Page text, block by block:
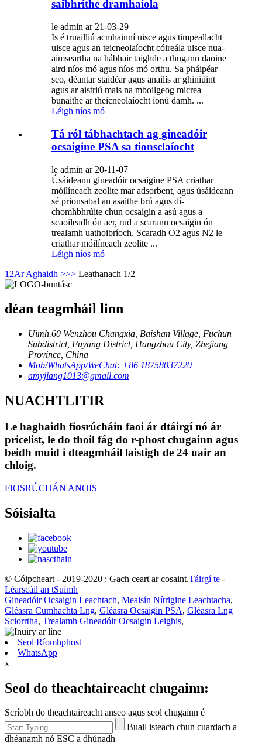
saibhrithe dramhaíola
le admin ar 21-03-29
Is é truailliú acmhainní uisce agus timpeallacht
uisce agus an teicneolaíocht cóireála uisce nua-
aimseartha na hábhair taighde a thugann daoine
aird níos mó agus níos mó orthu. Sa pháipéar
seo, déantar staidéar agus anailís ar ghiniúint
agus ar aistriú mais na mboilgeog micrea
bunaithe ar theicneolaíocht íonú damh. ...
Léigh níos mó
Tá ról tábhachtach ag gineadóir
ocsaigine PSA sa tionsclaíocht
le admin ar 20-11-07
Úsáideann gineadóir ocsaigine PSA criathar
móilíneach zeolite mar adsorbent, agus úsáideann
sé prionsabal an asaithe brú agus dí-
chomhbhrúite chun ocsaigin a asú agus a
scaoileadh ón aer, rud a scarann ​​ocsaigin ón
trealamh uathoibríoch. Scaradh O2 agus N2 le
criathar móilíneach zeolite ...
Léigh níos mó
1 2Ar Aghaidh >>> Leathanach 1/2
déan teagmháil linn
Uimh.60 Wenzhou Changxia, Baishan Village, Fuchun
Subdistrict, Fuyang District, Hangzhou City, Zhejiang
Province, China
Mob/WhatsApp/WeChat: +86 18758037220
amyjiang1013@gmail.com
NUACHTLITIR
Le haghaidh fiosrúcháin faoi ár dtáirgí nó ár
pricelist, le do thoil fág do r-phost chugainn agus
beidh muid i dteagmháil laistigh de 24 uair an
chloig.
FIOSRÚCHÁN ANOIS
Sóisialta
© Cóipcheart - 2019-2020 : Gach ceart ar cosaint.Táirgí te -
Léarscáil an tSuímh
Gineadóir Ocsaigin Leachtach, Meaisín Nítrigine Leachtacha,
Gléasra Cumhachta Lng, Gléasra Ocsaigin PSA, Gléasra Lng
Sciorrtha, Trealamh Gineadóir Ocsaigin Leighis,
Seol Ríomhphost
WhatsApp
x
Seol do theachtaireacht chugainn:
Scríobh do theachtaireacht anseo agus seol chugainn é
Buail isteach chun cuardach a
dhéanamh nó ESC a dhúnadh